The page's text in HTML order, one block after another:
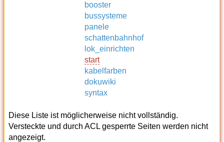
booster
bussysteme
panele
schattenbahnhof
lok_einrichten
start
kabelfarben
dokuwiki
syntax
Diese Liste ist möglicherweise nicht vollständig.
Versteckte und durch ACL gesperrte Seiten werden nicht
angezeigt.